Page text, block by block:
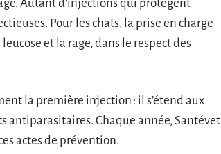
Autant d’injections qui protègent
Pour les chats, la prise en charge
et la rage, dans le respect des
la première injection : il s’étend aux
antiparasitaires. Chaque année, Santévet
actes de prévention.